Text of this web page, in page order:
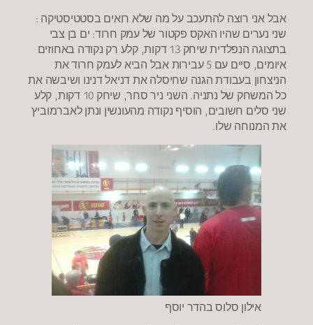
אבל אני רוצה להתעכב על מה שלא רואים בסטטיסטיקה :
שני נערים שהיו האקס פקטור של עמק חרוד: ים בן צבי
בתצוגה הנפלדית שיחק 13 דקות, קלע רק נקודה באחוזים
איומים, סיים עם 5 עבירות אבל הביא לעמק חרוד את
הניצחון בעבודת הגנה שחיסלה את דניאל דנינו ושיבשה את
כל המשחק של נתניה. השני ניר סחר, שיחק 10 דקות, קלע
שני סלים חשובים, הוסיף נקודה מהעונשין ונתן לאברמוביץ
את המנוחה שלו.
אילון סלוס בהדר יוסף